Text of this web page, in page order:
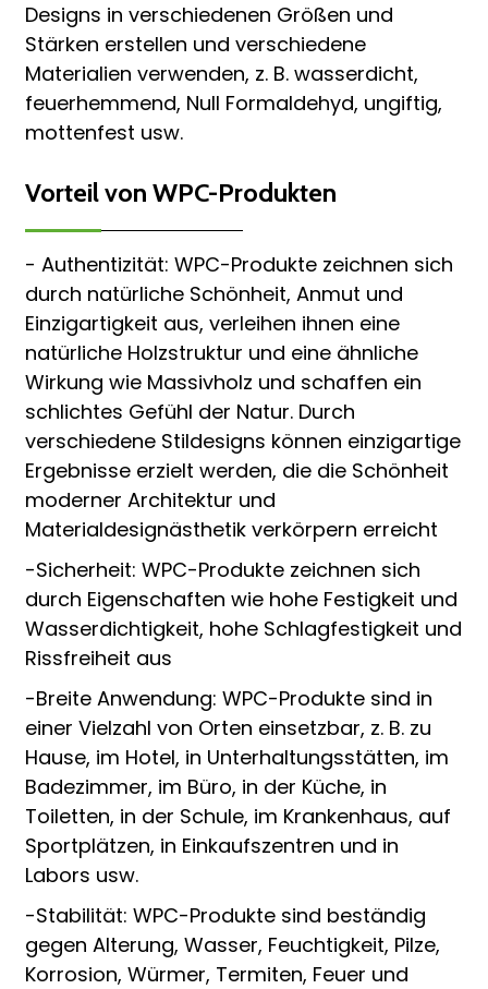
Designs in verschiedenen Größen und
Stärken erstellen und verschiedene
Materialien verwenden, z. B. wasserdicht,
feuerhemmend, Null Formaldehyd, ungiftig,
mottenfest usw.
Vorteil von WPC-Produkten
- Authentizität: WPC-Produkte zeichnen sich
durch natürliche Schönheit, Anmut und
Einzigartigkeit aus, verleihen ihnen eine
natürliche Holzstruktur und eine ähnliche
Wirkung wie Massivholz und schaffen ein
schlichtes Gefühl der Natur. Durch
verschiedene Stildesigns können einzigartige
Ergebnisse erzielt werden, die die Schönheit
moderner Architektur und
Materialdesignästhetik verkörpern erreicht
-Sicherheit: WPC-Produkte zeichnen sich
durch Eigenschaften wie hohe Festigkeit und
Wasserdichtigkeit, hohe Schlagfestigkeit und
Rissfreiheit aus
-Breite Anwendung: WPC-Produkte sind in
einer Vielzahl von Orten einsetzbar, z. B. zu
Hause, im Hotel, in Unterhaltungsstätten, im
Badezimmer, im Büro, in der Küche, in
Toiletten, in der Schule, im Krankenhaus, auf
Sportplätzen, in Einkaufszentren und in
Labors usw.
-Stabilität: WPC-Produkte sind beständig
gegen Alterung, Wasser, Feuchtigkeit, Pilze,
Korrosion, Würmer, Termiten, Feuer und